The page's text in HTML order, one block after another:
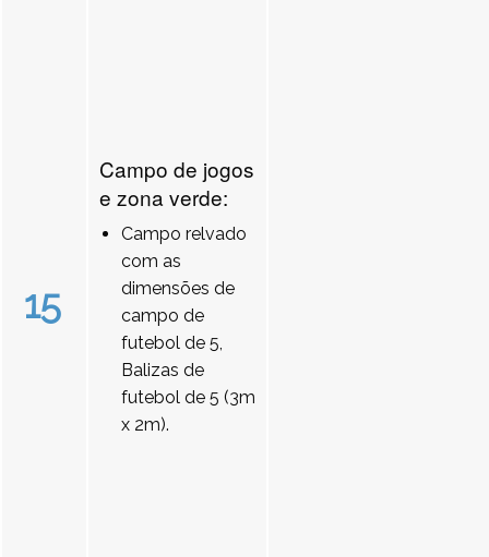
15
Campo de jogos
e zona verde:
Campo relvado
com as
dimensões de
campo de
futebol de 5,
Balizas de
futebol de 5 (3m
x 2m).